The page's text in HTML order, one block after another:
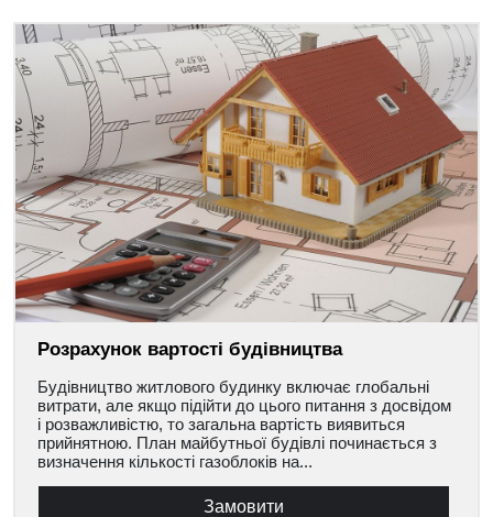
Розрахунок вартості будівництва
Будівництво житлового будинку включає глобальні
витрати, але якщо підійти до цього питання з досвідом
і розважливістю, то загальна вартість виявиться
прийнятною. План майбутньої будівлі починається з
визначення кількості газоблоків на...
Замовити